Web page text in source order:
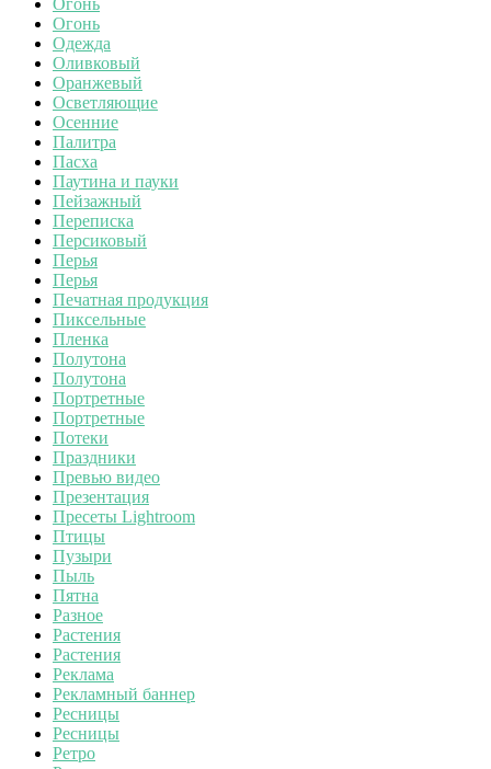
Огонь
Одежда
Оливковый
Оранжевый
Осветляющие
Осенние
Палитра
Пасха
Паутина и пауки
Пейзажный
Переписка
Персиковый
Перья
Перья
Печатная продукция
Пиксельные
Пленка
Полутона
Полутона
Портретные
Портретные
Потеки
Праздники
Превью видео
Презентация
Пресеты Lightroom
Птицы
Пузыри
Пыль
Пятна
Разное
Растения
Растения
Реклама
Рекламный баннер
Ресницы
Ресницы
Ретро